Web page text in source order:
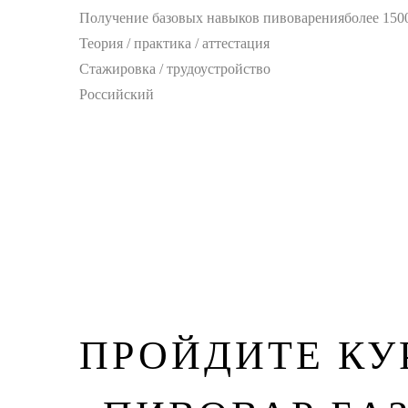
Получение базовых навыков пивоварения
Теория / практика / аттестация
Стажировка / трудоустройство
Российский
более
ПРОЙДИТЕ